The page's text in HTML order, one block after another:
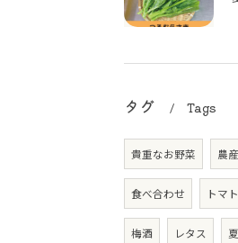
タグ Tags
貴重なお野菜 農
食べ合わせ トマト
梅酒 レタス